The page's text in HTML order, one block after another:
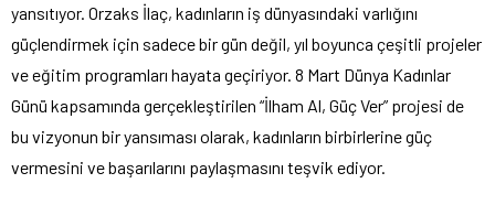
yansıtıyor. Orzaks İlaç, kadınların iş dünyasındaki varlığını
güçlendirmek için sadece bir gün değil, yıl boyunca çeşitli projeler
ve eğitim programları hayata geçiriyor. 8 Mart Dünya Kadınlar
Günü kapsamında gerçekleştirilen “İlham Al, Güç Ver” projesi de
bu vizyonun bir yansıması olarak, kadınların birbirlerine güç
vermesini ve başarılarını paylaşmasını teşvik ediyor.